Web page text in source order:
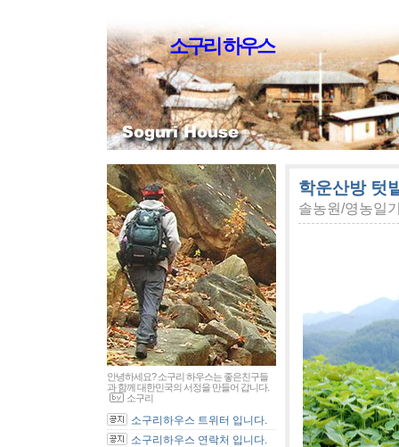
소구리 하우스
학운산방 텃
솔농원/영농일
안녕하세요? 소구리 하우스는 좋은친구들
과 함께 대한민국의 서정을 만들어 갑니다.
소구리
소구리하우스 트위터 입니다.
소구리하우스 연락처 입니다.